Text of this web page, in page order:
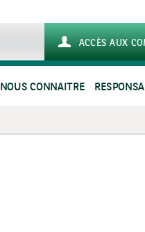
ACCÈS AUX
NOUS CONNAITRE